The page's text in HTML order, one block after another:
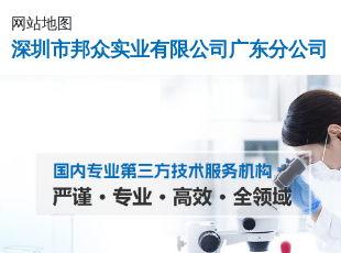
网站地图
深圳市邦众实业有限公司广东分公司